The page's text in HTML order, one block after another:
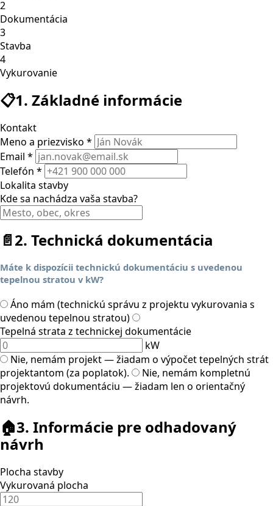
2
Dokumentácia
3
Stavba
4
Vykurovanie
📋1. Základné informácie
Kontakt
Meno a priezvisko *
Email *
Telefón *
Lokalita stavby
Kde sa nachádza vaša stavba?
📄2. Technická dokumentácia
Máte k dispozícii technickú dokumentáciu s uvedenou
tepelnou stratou v kW?
Áno mám (technickú správu z projektu vykurovania s
uvedenou tepelnou stratou)
Tepelná strata z technickej dokumentácie
kW
Nie, nemám projekt — žiadam o výpočet tepelných strát
projektantom (za poplatok).
Nie, nemám kompletnú
projektovú dokumentáciu — žiadam len o orientačný
návrh.
🏠3. Informácie pre odhadovaný
návrh
Plocha stavby
Vykurovaná plocha